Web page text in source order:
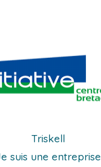
Triskell
suis une entreprise